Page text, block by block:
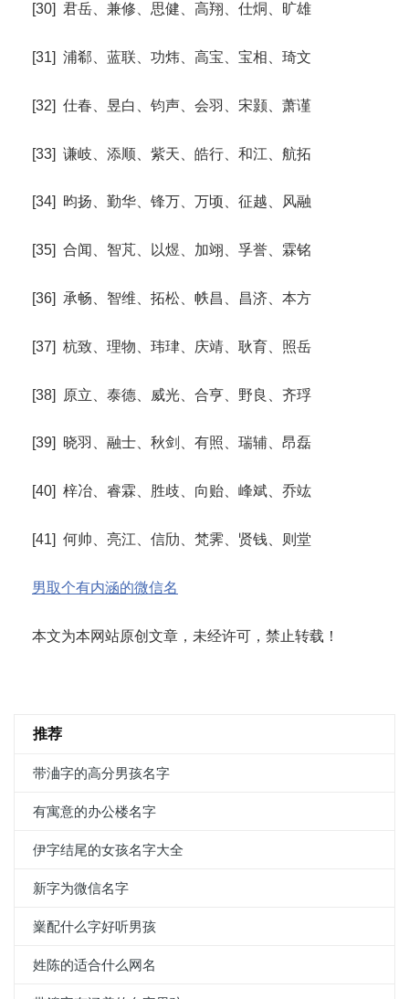
[30] 君岳、兼修、思健、高翔、仕烔、旷雄
[31] 浦郗、蓝联、功炜、高宝、宝相、琦文
[32] 仕春、昱白、钧声、会羽、宋颢、萧谨
[33] 谦岐、添顺、紫天、皓行、和江、航拓
[34] 昀扬、勤华、锋万、万顷、征越、风融
[35] 合闻、智芃、以煜、加翊、孚誉、霖铭
[36] 承畅、智维、拓松、帙昌、昌济、本方
[37] 杭致、理物、玮珒、庆靖、耿育、照岳
[38] 原立、泰德、威光、合亨、野良、齐琈
[39] 晓羽、融士、秋剑、有照、瑞辅、昂磊
[40] 梓冶、睿霖、胜歧、向贻、峰斌、乔竑
[41] 何帅、亮江、信劤、梵霁、贤钱、则堂
男取个有内涵的微信名
本文为本网站原创文章，未经许可，禁止转载！
推荐
带浀字的高分男孩名字
有寓意的办公楼名字
伊字结尾的女孩名字大全
新字为微信名字
嶪配什么字好听男孩
姓陈的适合什么网名